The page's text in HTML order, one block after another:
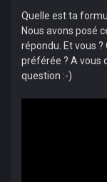
Quelle est ta
Nous avons posé
répondu. Et vous
préférée ? A vous
question :-)